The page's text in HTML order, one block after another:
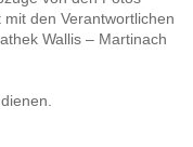
den Verantwortlichen
Wallis – Martinach